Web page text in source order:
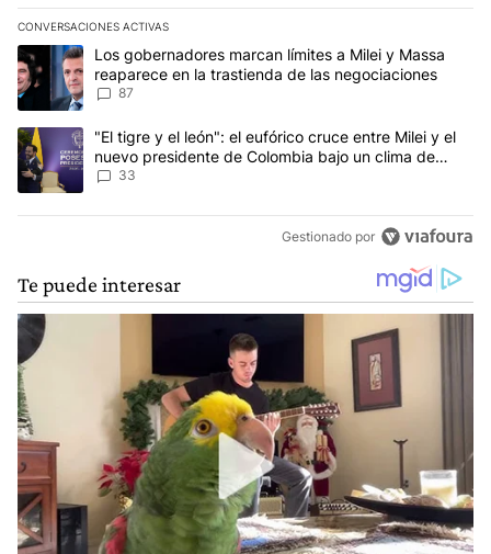
CONVERSACIONES ACTIVAS
Este listado muestra los artículos con más comentarios en los
Un artículo de tendencia con el título "Los gobernadores marcan
Los gobernadores marcan límites a Milei y Massa
reaparece en la trastienda de las negociaciones
87
Un artículo de tendencia con el título ""El tigre y el león": el
"El tigre y el león": el eufórico cruce entre Milei y el
nuevo presidente de Colombia bajo un clima de
máxima tensión
33
Gestionado por